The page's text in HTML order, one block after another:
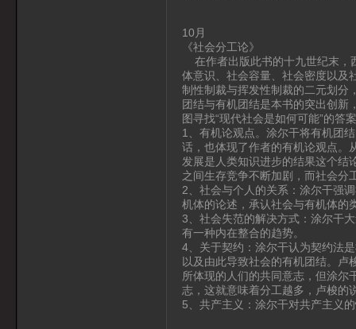
10月
《社会分工论》
在作者出版此书的十九世纪末，
体意识、社会容量、社会密度以及
制性制裁与挥发性制裁的二元划分
团结与有机团结是本书的突出创新
图寻找“现代社会是如何可能”的答
1、有机论观点。涂尔干将有机团
话，也体现了作者的有机论观点。
发展是人类知识进步的结果这个结
之间生存竞争不断加剧，而社会分
2、社会与个人的关系：涂尔干强
机体的论述，承认社会与有机体的
3、社会失范的解决方式：涂尔干
有一种内在整合的趋势。
4、关于契约：涂尔干认为契约法
以及由此导致社会的有机团结。
所体现的人们的共同意志，但涂尔
志，这就意味着分工越多，卢梭的
5、共产主义：涂尔干对共产主义